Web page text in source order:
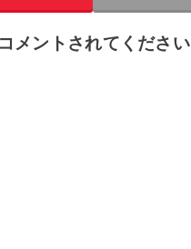
メントされてください